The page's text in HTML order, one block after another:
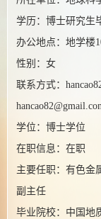
学历：博士研究生
办公地点：地学楼
性别：女
联系方式：
学位：博士学位
在职信息：在职
主要任职：有色金
副主任
毕业院校：中国地